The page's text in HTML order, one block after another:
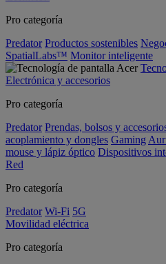
Pro categoría
Predator Productos sostenibles
SpatialLabs™ Monitor inteligente
Electrónica y accesorios
Pro categoría
Predator Prendas, bolsos y
acoplamiento y dongles Gaming
mouse y lápiz óptico Dispositivos
Red
Pro categoría
Predator Wi-Fi 5G
Movilidad eléctrica
Pro categoría